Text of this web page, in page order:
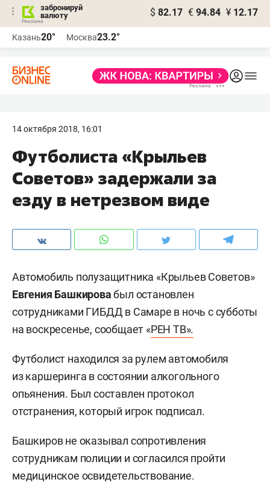
забронируй
валюту
$ 82.17 € 94.84 ¥ 12.17
Казань20° Москва23.2°
14 октября 2018, 16:01
Футболиста «Крыльев
Советов» задержали за
езду в нетрезвом виде
Автомобиль полузащитника «Крыльев Советов»
Евгения Башкировабыл остановлен
сотрудниками ГИБДД в Самаре в ночь с субботы
на воскресенье, сообщает «РЕН ТВ».
Футболист находился за рулем автомобиля
из каршеринга в состоянии алкогольного
опьянения. Был составлен протокол
отстранения, который игрок подписал.
Башкиров не оказывал сопротивления
сотрудникам полиции и согласился пройти
медицинское освидетельствование.